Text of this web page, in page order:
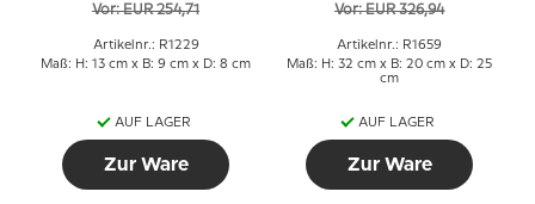
Vor: EUR 254,71
Artikelnr.: R1229
Maß: H: 13 cm x B: 9 cm x D: 8 cm
AUF LAGER
Zur Ware
1659
Vor: EUR 326,94
Artikelnr.: R1659
Maß: H: 32 cm x B: 20 cm x D: 25
cm
AUF LAGER
Zur Ware